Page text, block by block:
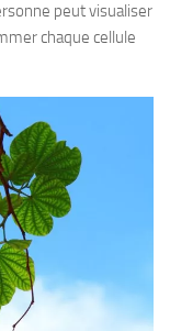
peut visualiser
chaque cellule